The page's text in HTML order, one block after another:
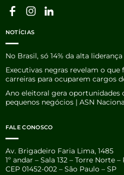
NOTÍCIAS
No Brasil, só 14% da alta
Executivas negras revelam o
carreiras para ocuparem cargos
Ano eleitoral gera oportunidades
pequenos negócios | ASN
FALE CONOSCO
Av. Brigadeiro Faria Lima, 1485
1º andar – Sala 132 – Torre Norte
CEP 01452-002 – São Paulo – SP